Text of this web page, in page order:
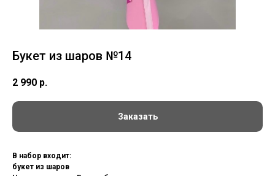
Букет из шаров №14
2 990 р.
Заказать
В набор входит:
букет из шаров